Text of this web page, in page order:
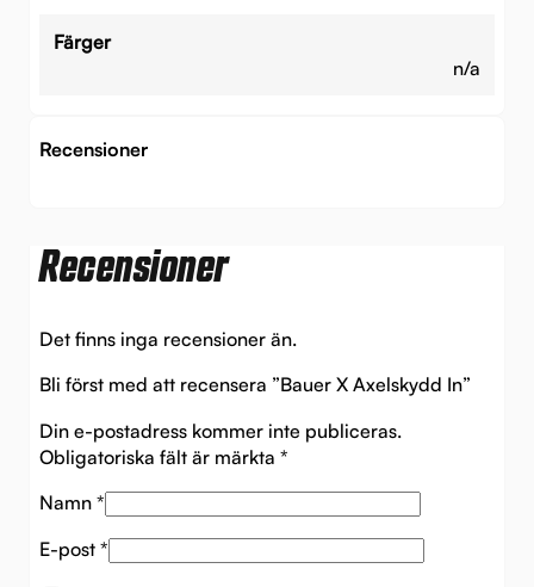
Färger
n/a
Recensioner
Recensioner
Det finns inga recensioner än.
Bli först med att recensera ”Bauer X Axelskydd In”
Din e-postadress kommer inte publiceras.
Obligatoriska fält är märkta *
Namn *
E-post *